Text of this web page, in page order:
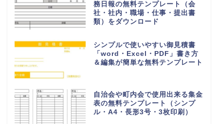
務日報の無料テンプレート（会
社・社内・職場・仕事・提出書
類）をダウンロード
シンプルで使いやすい御見積書
「word・Excel・PDF」書き方
＆編集が簡単な無料テンプレート
自治会や町内会で使用出来る集金
表の無料テンプレート（シンプ
ル・A4・長形3号・3枚印刷）